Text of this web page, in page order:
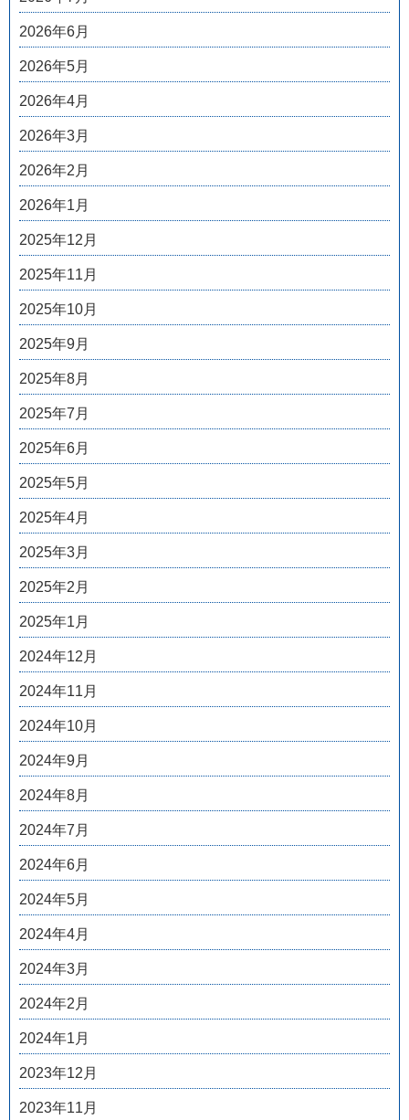
2026年6月
2026年5月
2026年4月
2026年3月
2026年2月
2026年1月
2025年12月
2025年11月
2025年10月
2025年9月
2025年8月
2025年7月
2025年6月
2025年5月
2025年4月
2025年3月
2025年2月
2025年1月
2024年12月
2024年11月
2024年10月
2024年9月
2024年8月
2024年7月
2024年6月
2024年5月
2024年4月
2024年3月
2024年2月
2024年1月
2023年12月
2023年11月